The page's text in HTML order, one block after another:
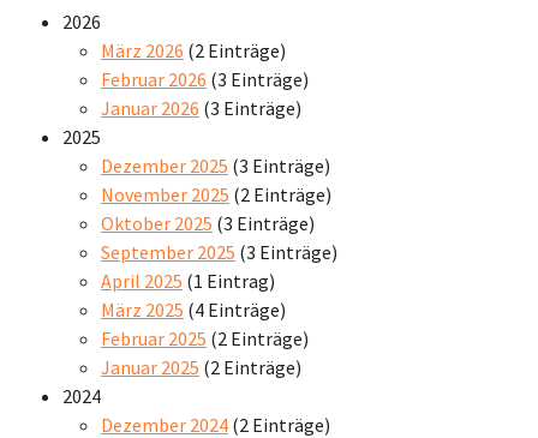
2026
März 2026 (2 Einträge)
Februar 2026 (3 Einträge)
Januar 2026 (3 Einträge)
2025
Dezember 2025 (3 Einträge)
November 2025 (2 Einträge)
Oktober 2025 (3 Einträge)
September 2025 (3 Einträge)
April 2025 (1 Eintrag)
März 2025 (4 Einträge)
Februar 2025 (2 Einträge)
Januar 2025 (2 Einträge)
2024
Dezember 2024 (2 Einträge)